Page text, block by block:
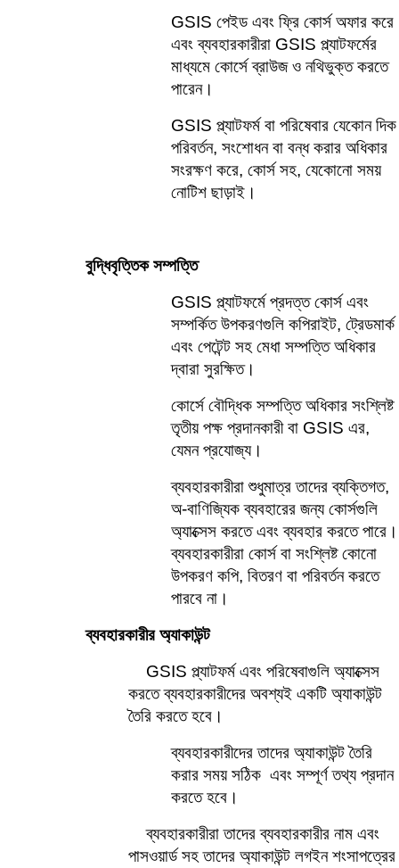
GSIS পেইড এবং ফ্রি কোর্স অফার করে
এবং ব্যবহারকারীরা GSIS প্ল্যাটফর্মের
মাধ্যমে কোর্সে ব্রাউজ ও নথিভুক্ত করতে
পারেন।
GSIS প্ল্যাটফর্ম বা পরিষেবার যেকোন দিক
পরিবর্তন, সংশোধন বা বন্ধ করার অধিকার
সংরক্ষণ করে, কোর্স সহ, যেকোনো সময়
নোটিশ ছাড়াই।
বুদ্ধিবৃত্তিক সম্পত্তি
GSIS প্ল্যাটফর্মে প্রদত্ত কোর্স এবং
সম্পর্কিত উপকরণগুলি কপিরাইট, ট্রেডমার্ক
এবং পেটেন্ট সহ মেধা সম্পত্তি অধিকার
দ্বারা সুরক্ষিত।
কোর্সে বৌদ্ধিক সম্পত্তি অধিকার সংশ্লিষ্ট
তৃতীয় পক্ষ প্রদানকারী বা GSIS এর,
যেমন প্রযোজ্য।
ব্যবহারকারীরা শুধুমাত্র তাদের ব্যক্তিগত,
অ-বাণিজ্যিক ব্যবহারের জন্য কোর্সগুলি
অ্যাক্সেস করতে এবং ব্যবহার করতে পারে।
ব্যবহারকারীরা কোর্স বা সংশ্লিষ্ট কোনো
উপকরণ কপি, বিতরণ বা পরিবর্তন করতে
পারবে না।
ব্যবহারকারীর অ্যাকাউন্ট
GSIS প্ল্যাটফর্ম এবং পরিষেবাগুলি অ্যাক্সেস
করতে ব্যবহারকারীদের অবশ্যই একটি অ্যাকাউন্ট
তৈরি করতে হবে।
ব্যবহারকারীদের তাদের অ্যাকাউন্ট তৈরি
করার সময় সঠিক  এবং সম্পূর্ণ তথ্য প্রদান
করতে হবে।
ব্যবহারকারীরা তাদের ব্যবহারকারীর নাম এবং
পাসওয়ার্ড সহ তাদের অ্যাকাউন্ট লগইন শংসাপত্রের